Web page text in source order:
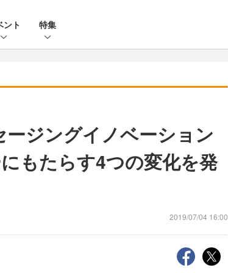
ント 特集
ジングイノベーション
もたらす4つの変化を発
2019/07/04 16:00